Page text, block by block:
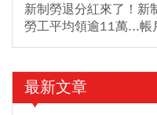
新制勞退分紅來了！新
勞工平均領逾11萬...帳
最新文章